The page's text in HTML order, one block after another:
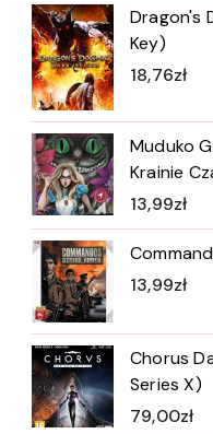
Dragon's
Key)
18,76zł
Muduko
Krainie
13,99zł
13,99zł
Chorus
Series X)
79,00zł